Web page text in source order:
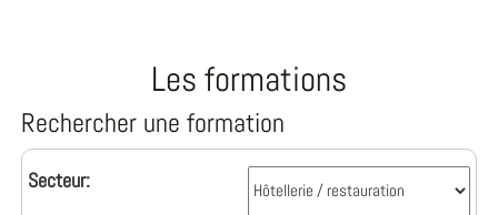
Les formations
Rechercher une formation
Secteur: